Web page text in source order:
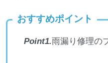
おすすめポイント
Point1.雨漏り修理の